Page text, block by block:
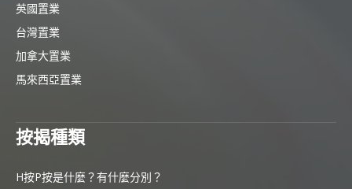
英國置業
台灣置業
加拿大置業
馬來西亞置業
按揭種類
H按P按是什麼？有什麼分別？